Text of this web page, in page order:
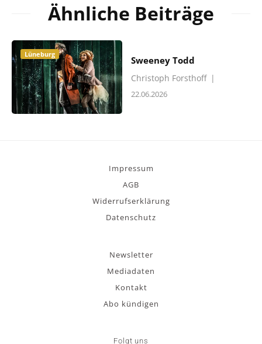
Ähnliche Beiträge
Lüneburg
Sweeney Todd
Christoph Forsthoff |
22.06.2026
Impressum
AGB
Widerrufserklärung
Datenschutz
Newsletter
Mediadaten
Kontakt
Abo kündigen
Folgt uns